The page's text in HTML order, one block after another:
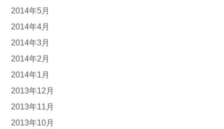
2014年5月
2014年4月
2014年3月
2014年2月
2014年1月
2013年12月
2013年11月
2013年10月